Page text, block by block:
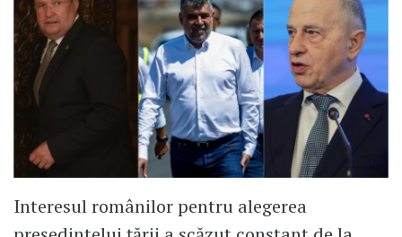
Interesul românilor pentru alegerea